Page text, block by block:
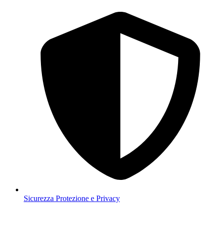
Sicurezza Protezione e Privacy